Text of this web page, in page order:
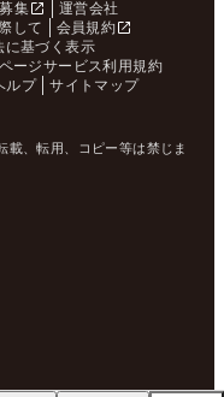
集
運営会社
して
会員規約
に基づく表示
ージサービス利用規約
ルプ サイトマップ
載、転用、コピー等は禁じま